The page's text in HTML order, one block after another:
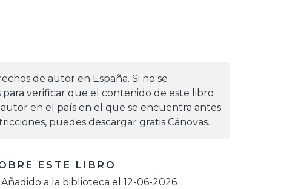
de autor en España. Si no se
verificar que el contenido de este libro
en el país en el que se encuentra antes
puedes descargar gratis Cánovas.
ESTE LIBRO
a la biblioteca el 12-06-2026